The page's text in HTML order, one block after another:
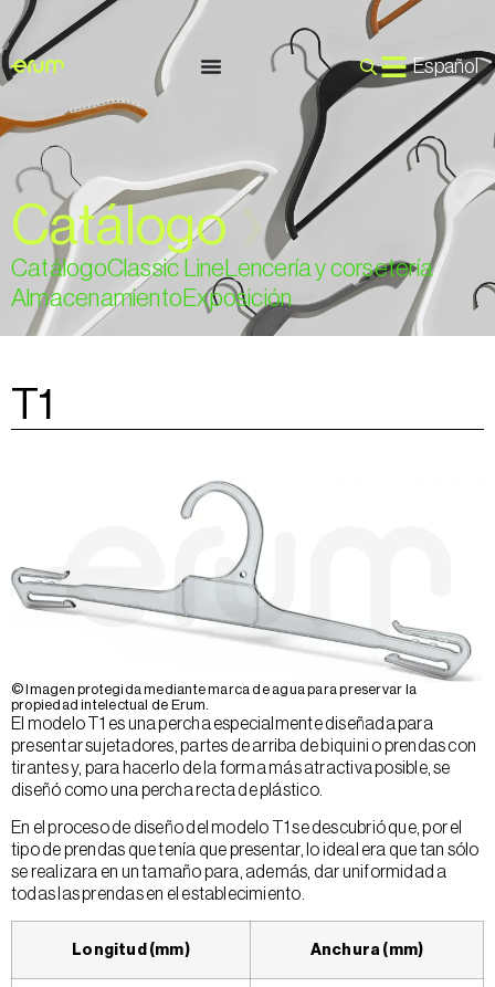
Español
Catálogo ❯
CatálogoClassic LineLencería y corsetería
AlmacenamientoExposición
T1
© Imagen protegida mediante marca de agua para preservar la
propiedad intelectual de Erum.
El modelo T1 es una percha especialmente diseñada para
presentar sujetadores, partes de arriba de biquini o prendas con
tirantes y, para hacerlo de la forma más atractiva posible, se
diseñó como una percha recta de plástico.
En el proceso de diseño del modelo T1 se descubrió que, por el
tipo de prendas que tenía que presentar, lo ideal era que tan sólo
se realizara en un tamaño para, además, dar uniformidad a
todas las prendas en el establecimiento.
Longitud (mm) Anchura (mm)